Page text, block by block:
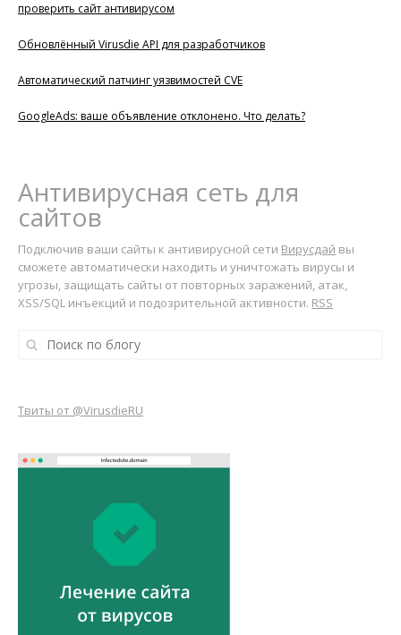
проверить сайт антивирусом
Обновлённый Virusdie API для разработчиков
Автоматический патчинг уязвимостей CVE
GoogleAds: ваше объявление отклонено. Что делать?
Антивирусная сеть для
сайтов
Подключив ваши сайты к антивирусной сети Вирусдай вы
сможете автоматически находить и уничтожать вирусы и
угрозы, защищать сайты от повторных заражений, атак,
XSS/SQL инъекций и подозрительной активности. RSS
Твиты от @VirusdieRU